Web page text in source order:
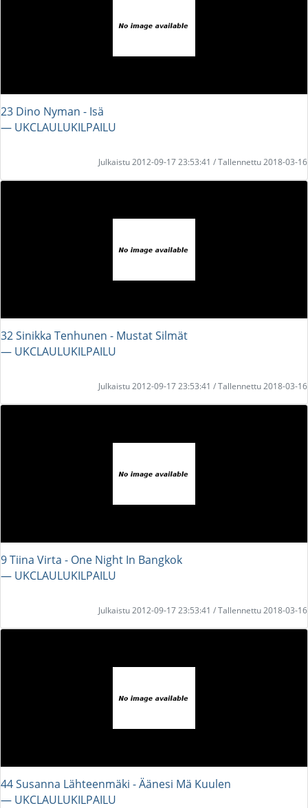
23 Dino Nyman - Isä
― UKCLAULUKILPAILU
Julkaistu 2012-09-17 23:53:41 / Tallennettu 2018-03-16
32 Sinikka Tenhunen - Mustat Silmät
― UKCLAULUKILPAILU
Julkaistu 2012-09-17 23:53:41 / Tallennettu 2018-03-16
9 Tiina Virta - One Night In Bangkok
― UKCLAULUKILPAILU
Julkaistu 2012-09-17 23:53:41 / Tallennettu 2018-03-16
44 Susanna Lähteenmäki - Äänesi Mä Kuulen
― UKCLAULUKILPAILU